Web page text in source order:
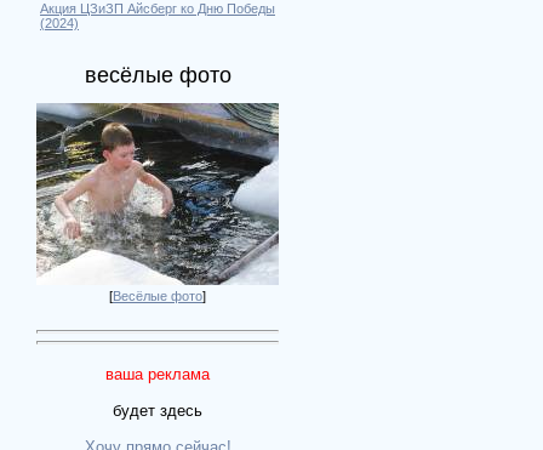
Акция ЦЗиЗП Айсберг ко Дню Победы
(2024)
весёлые фото
[Весёлые фото]
ваша реклама
будет здесь